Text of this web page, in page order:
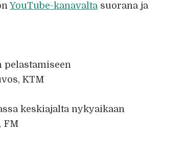
YouTube-kanavaltasuorana ja
pelastamiseen
KTM
keskiajalta nykyaikaan
FM